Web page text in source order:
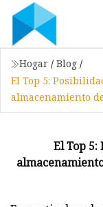
Hogar / Blog /
El Top 5:
almacenamiento
El Top